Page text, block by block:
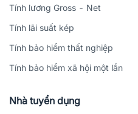
Tính lương Gross - Net
Tính lãi suất kép
Tính bảo hiểm thất nghiệp
Tính bảo hiểm xã hội một lần
Nhà tuyển dụng